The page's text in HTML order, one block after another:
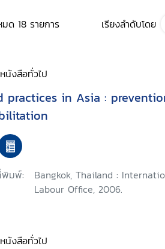
ด 18 รายการ เรียงลำดับโดย
หนังสือทั่วไป
practices in Asia :
พิมพ์:
Bangkok, Thailand :
Labour Office, 2006.
หนังสือทั่วไป